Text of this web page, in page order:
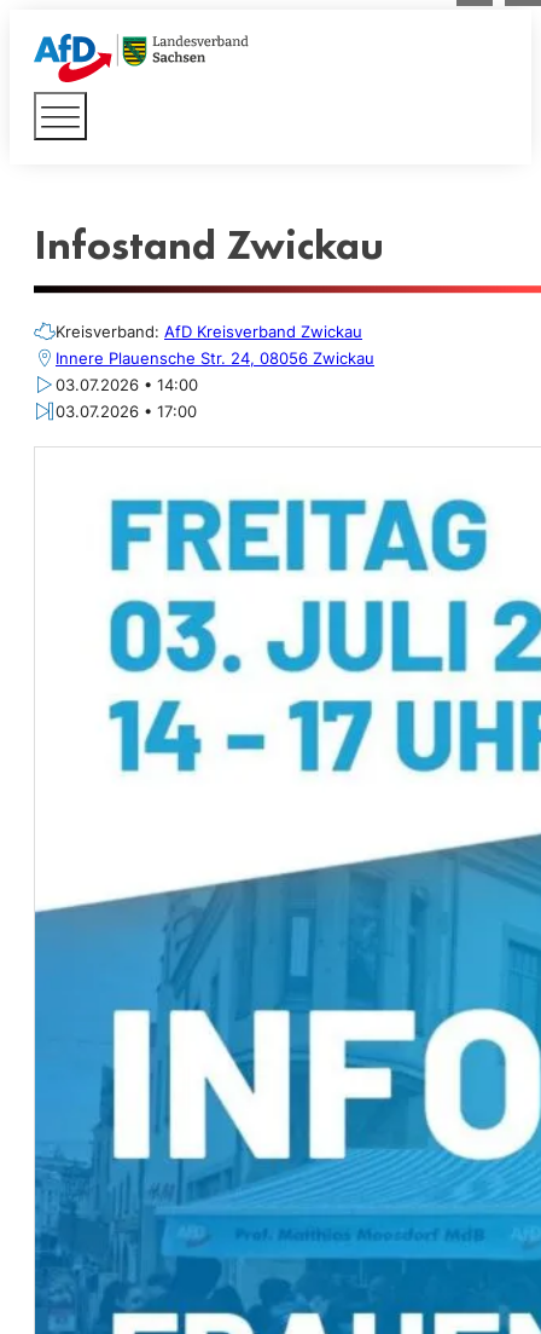
Infostand Zwickau
Kreisverband: AfD Kreisverband Zwickau
Innere Plauensche Str. 24, 08056 Zwickau
03.07.2026 • 14:00
03.07.2026 • 17:00